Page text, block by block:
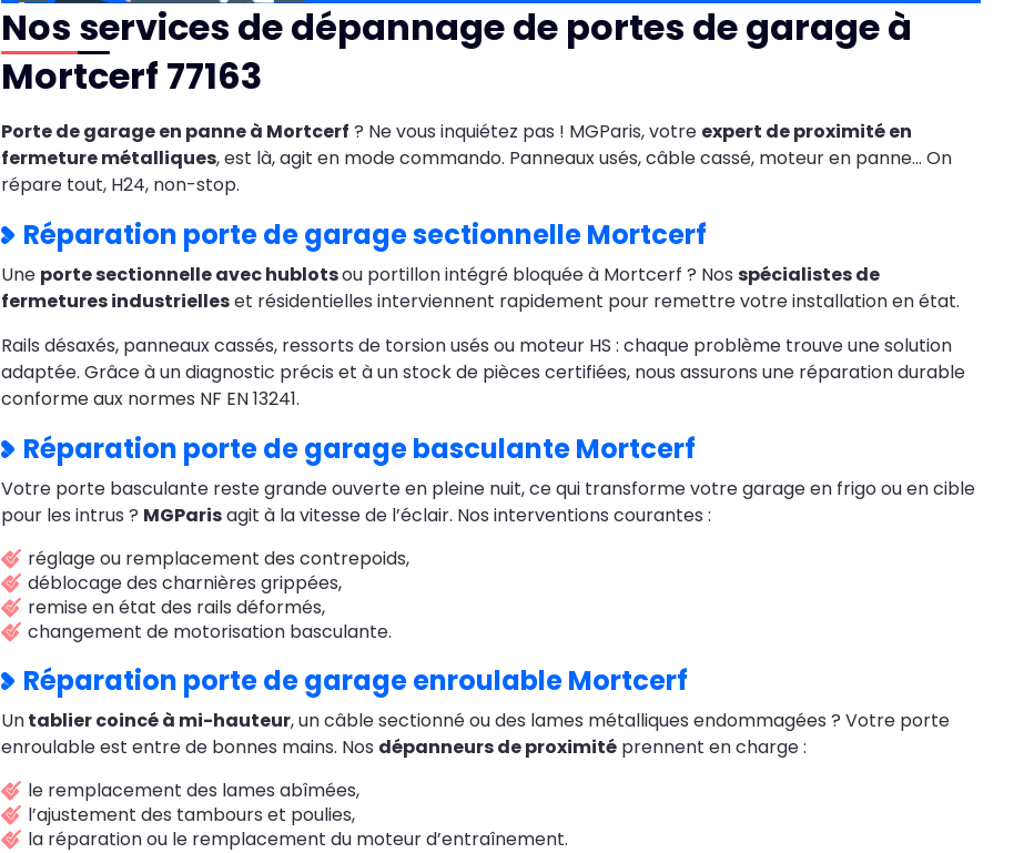
Nos services de dépannage de portes de garage à
Mortcerf 77163
Porte de garage en panne à Mortcerf ? Ne vous inquiétez pas ! MGParis, votre expert de proximité en
fermeture métalliques, est là, agit en mode commando. Panneaux usés, câble cassé, moteur en panne… On
répare tout, H24, non-stop.
Réparation porte de garage sectionnelle Mortcerf
Une porte sectionnelle avec hublotsou portillon intégré bloquée à Mortcerf ? Nos spécialistes de
fermetures industrielleset résidentielles interviennent rapidement pour remettre votre installation en état.
Rails désaxés, panneaux cassés, ressorts de torsion usés ou moteur HS : chaque problème trouve une solution
adaptée. Grâce à un diagnostic précis et à un stock de pièces certifiées, nous assurons une réparation durable
conforme aux normes NF EN 13241.
Réparation porte de garage basculante Mortcerf
Votre porte basculante reste grande ouverte en pleine nuit, ce qui transforme votre garage en frigo ou en cible
pour les intrus ? MGParisagit à la vitesse de l’éclair. Nos interventions courantes :
réglage ou remplacement des contrepoids,
déblocage des charnières grippées,
remise en état des rails déformés,
changement de motorisation basculante.
Réparation porte de garage enroulable Mortcerf
Untablier coincé à mi-hauteur, un câble sectionné ou des lames métalliques endommagées ? Votre porte
enroulable est entre de bonnes mains. Nos dépanneurs de proximité prennent en charge :
le remplacement des lames abîmées,
l’ajustement des tambours et poulies,
la réparation ou le remplacement du moteur d’entraînement.